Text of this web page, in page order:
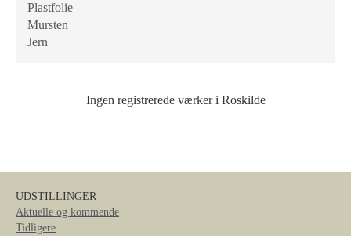
Plastfolie
Mursten
Jern
Ingen registrerede værker i Roskilde
UDSTILLINGER
Aktuelle og kommende
Tidligere